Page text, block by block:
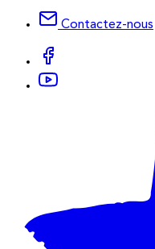
Contactez-nous